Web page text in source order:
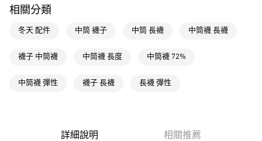
每筆NT$80，滿NT$1,500(含以上)免運費
付款後全家取貨
每筆NT$80，滿NT$1,500(含以上)免運費
相關分類
冬天 配件 中筒 襪子 中筒 長襪 中筒襪 長襪
襪子 中筒襪 中筒襪 長度 中筒襪 72%
中筒襪 彈性 襪子 長襪 長襪 彈性
詳細說明 相關推薦